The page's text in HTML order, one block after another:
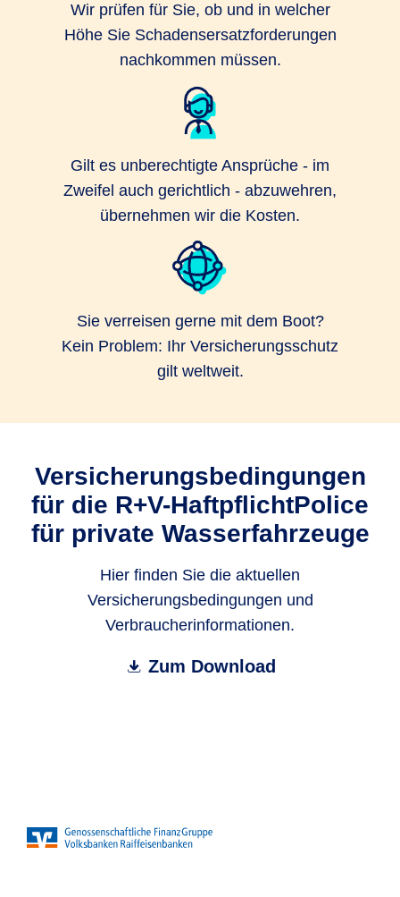
Wir prüfen für Sie, ob und in welcher
Höhe Sie Schadensersatzforderungen
nachkommen müssen.
Gilt es unberechtigte Ansprüche - im
Zweifel auch gerichtlich - abzuwehren,
übernehmen wir die Kosten.
Sie verreisen gerne mit dem Boot?
Kein Problem: Ihr Versicherungsschutz
gilt weltweit.
Versicherungsbedingungen
für die R+V-HaftpflichtPolice
für private Wasserfahrzeuge
Hier finden Sie die aktuellen
Versicherungsbedingungen und
Verbraucherinformationen.
Zum Download